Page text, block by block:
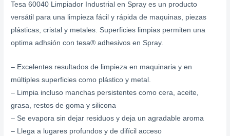
Tesa 60040 Limpiador Industrial en Spray ​es un producto
versátil para una limpieza fácil y rápida de maquinas, piezas
plásticas, cristal y metales. Superficies limpias permiten una
optima adhsión con tesa® adhesivos en Spray.
– Excelentes resultados de limpieza en maquinaria y en
múltiples superficies como plástico y metal.
– Limpia incluso manchas persistentes como cera, aceite,
grasa, restos de goma y silicona
– Se evapora sin dejar residuos y deja un agradable aroma
– Llega a lugares profundos y de difícil acceso